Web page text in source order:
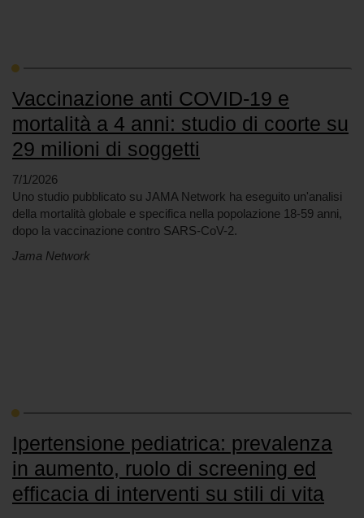
Vaccinazione anti COVID-19 e
mortalità a 4 anni: studio di coorte su
29 milioni di soggetti
7/1/2026
Uno studio pubblicato su JAMA Network ha eseguito un'analisi
della mortalità globale e specifica nella popolazione 18-59 anni,
dopo la vaccinazione contro SARS-CoV-2.
Jama Network
Ipertensione pediatrica: prevalenza
in aumento, ruolo di screening ed
efficacia di interventi su stili di vita